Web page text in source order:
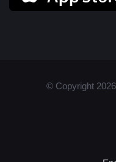
© Copyright 2026